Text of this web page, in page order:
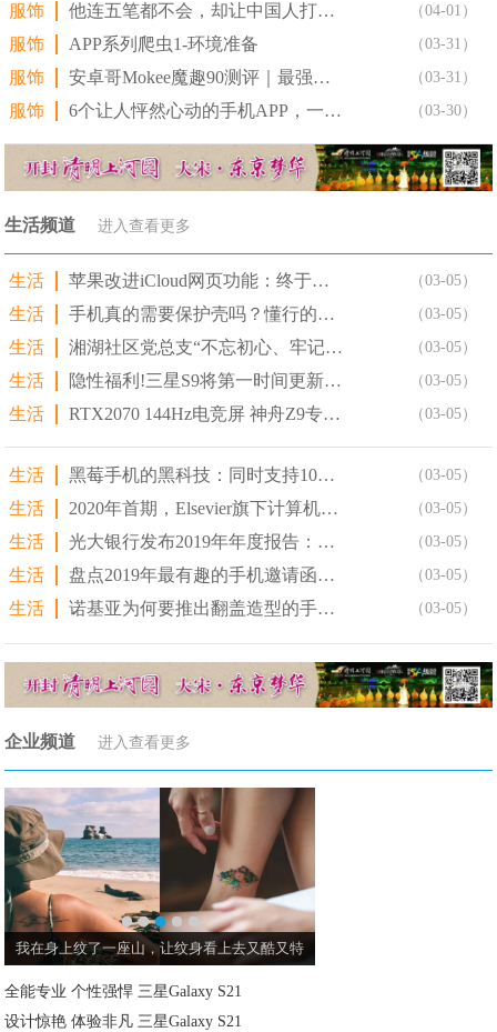
服饰 他连五笔都不会，却让中国人打字更快 （04-01）
服饰 APP系列爬虫1-环境准备 （03-31）
服饰 安卓哥Mokee魔趣90测评｜最强指南 （03-31）
服饰 6个让人怦然心动的手机APP，一旦打开就放不下了 （03-30）
生活频道 进入查看更多
生活 苹果改进iCloud网页功能：终于支持iOS/Andro （03-05）
生活 手机真的需要保护壳吗？懂行的为什么都不带套! （03-05）
生活 湘湖社区党总支“不忘初心、牢记使命”主题教育之观看爱国影 （03-05）
生活 隐性福利!三星S9将第一时间更新安卓9.0! （03-05）
生活 RTX2070 144Hz电竞屏 神舟Z9专业游戏笔记本 （03-05）
生活 黑莓手机的黑科技：同时支持10个手机号待机! （03-05）
生活 2020年首期，Elsevier旗下计算机领域期刊! （03-05）
生活 光大银行发布2019年年度报告：净利374.41亿元 创 （03-05）
生活 盘点2019年最有趣的手机邀请函，简直是迷惑行为大赏! （03-05）
生活 诺基亚为何要推出翻盖造型的手机？最新的回应来了! （03-05）
企业频道 进入查看更多
我在身上纹了一座山，让纹身看上去又酷又特
全能专业 个性强悍 三星Galaxy S21
设计惊艳 体验非凡 三星Galaxy S21